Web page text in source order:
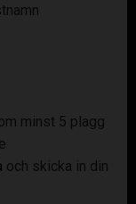
minst 5 plagg
och skicka in din